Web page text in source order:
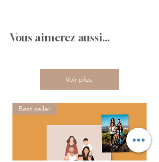
Vous aimerez aussi...
Voir plus
Best seller